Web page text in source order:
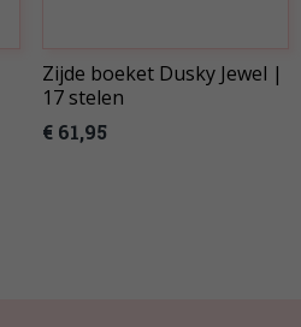
Zijde boeket Dusky Jewel |
17 stelen
€ 61,95